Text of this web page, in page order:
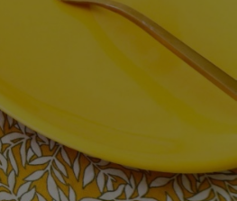
salsa ai frutti rossi